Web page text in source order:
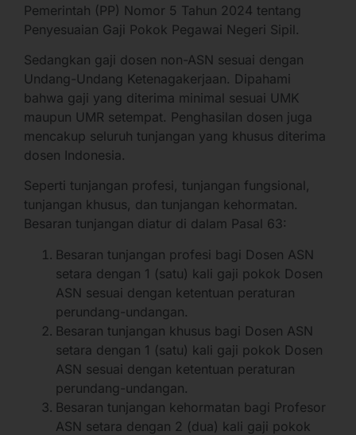
Pemerintah (PP) Nomor 5 Tahun 2024 tentang
Penyesuaian Gaji Pokok Pegawai Negeri Sipil.
Sedangkan gaji dosen non-ASN sesuai dengan
Undang-Undang Ketenagakerjaan. Dipahami
bahwa gaji yang diterima minimal sesuai UMK
maupun UMR setempat. Penghasilan dosen juga
mencakup seluruh tunjangan yang khusus diterima
dosen Indonesia.
Seperti tunjangan profesi, tunjangan fungsional,
tunjangan khusus, dan tunjangan kehormatan.
Besaran tunjangan diatur di dalam Pasal 63:
Besaran tunjangan profesi bagi Dosen ASN
setara dengan 1 (satu) kali gaji pokok Dosen
ASN sesuai dengan ketentuan peraturan
perundang-undangan.
Besaran tunjangan khusus bagi Dosen ASN
setara dengan 1 (satu) kali gaji pokok Dosen
ASN sesuai dengan ketentuan peraturan
perundang-undangan.
Besaran tunjangan kehormatan bagi Profesor
ASN setara dengan 2 (dua) kali gaji pokok